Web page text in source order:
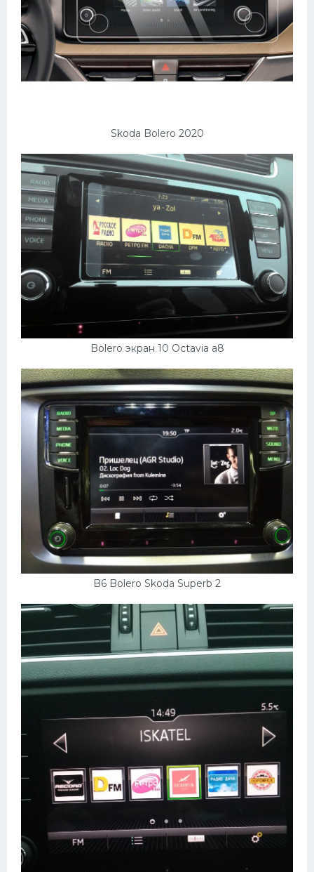
Skoda Bolero 2020
Bolero экран 10 Octavia a8
B6 Bolero Skoda Superb 2